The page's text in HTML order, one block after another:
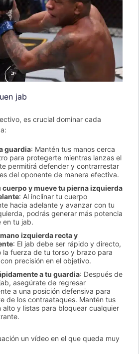
jab
es crucial dominar cada
guardia: Mantén tus manos cerca
para protegerte mientras lanzas el
permitirá defender y contrarrestar
del oponente de manera efectiva.
cuerpo y mueve tu pierna izquierda
: Al inclinar tu cuerpo
hacia adelante y avanzar con tu
podrás generar más potencia
en tu jab.
izquierda recta y
: El jab debe ser rápido y directo,
la fuerza de tu torso y brazo para
precisión en el objetivo.
a tu guardia: Después de
asegúrate de regresar
a una posición defensiva para
de los contraataques. Mantén tus
alto y listas para bloquear cualquier
un vídeo en el que queda muy